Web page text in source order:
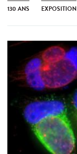
130 ANS EXPOSITION